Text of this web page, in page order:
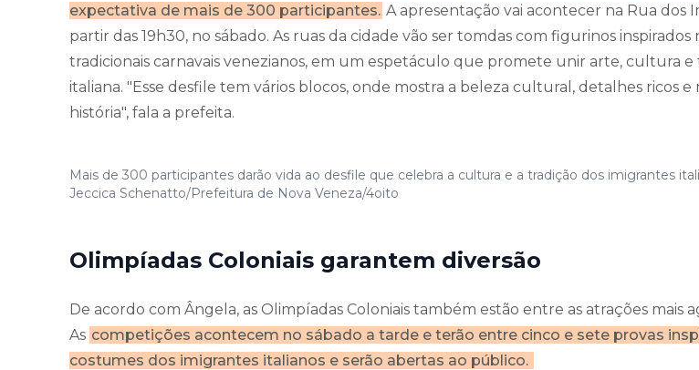
expectativa de mais de 300 participantes. A apresentação vai acontecer na Rua dos
partir das 19h30, no sábado. As ruas da cidade vão ser tomdas com figurinos inspirados
tradicionais carnavais venezianos, em um espetáculo que promete unir arte, cultura e
italiana. "Esse desfile tem vários blocos, onde mostra a beleza cultural, detalhes ricos e
história", fala a prefeita.
Mais de 300 participantes darão vida ao desfile que celebra a cultura e a tradição dos imigrantes
Jeccica Schenatto/Prefeitura de Nova Veneza/4oito
Olimpíadas Coloniais garantem diversão
De acordo com Ângela, as Olimpíadas Coloniais também estão entre as atrações mais
As competições acontecem no sábado a tarde e terão entre cinco e sete provas
costumes dos imigrantes italianos e serão abertas ao público.